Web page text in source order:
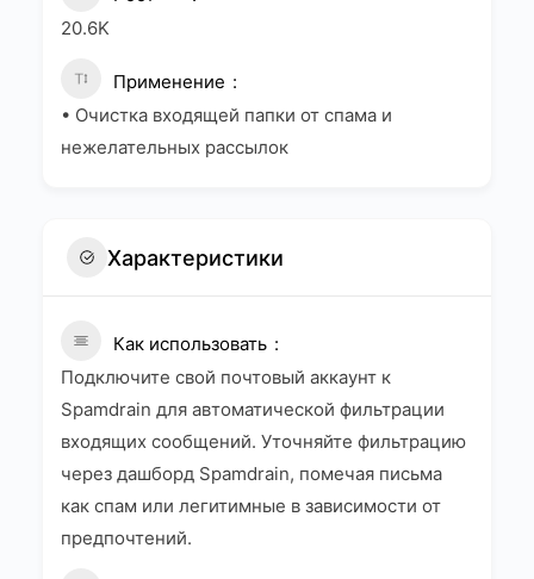
20.6K
Применение
• Очистка входящей папки от спама и
нежелательных рассылок
Характеристики
Как использовать
Подключите свой почтовый аккаунт к
Spamdrain для автоматической фильтрации
входящих сообщений. Уточняйте фильтрацию
через дашборд Spamdrain, помечая письма
как спам или легитимные в зависимости от
предпочтений.